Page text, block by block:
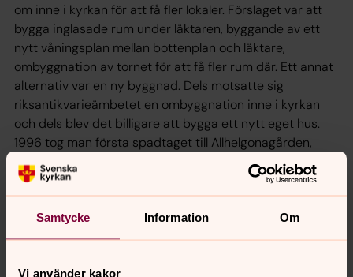
Samtycke Information Om
Vi använder kakor
om inne i kyrkan för att få fler lokaler. Förslaget var att
bygga inglasade rum under läktaren, byggande av ett
nytt våningsplan mellan bottenplan och läktare,
ombyggnation av tornet för att få fler rum där. Ett annat
alternativ var en ny byggnad. Dels motsatte sig
riksantikvarieämbetet en ombyggnation inne i kyrkan
och dels blev det billigare att bygga ett nytt eget hus.
1996 tog man första spadtaget till Allhelgonagården,
som invigdes 1997.
arrangeras runt 130 konserter varje år av olika storlek.
Allt från den lilla Lunchmusiken varje onsdag till stora
körkonserter med ett par hundra deltagare och fullsatt